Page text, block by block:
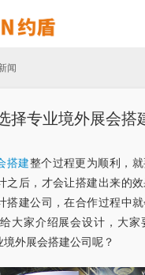
闻
择专业境外展会搭
搭建整个过程更为顺利，
之后，才会让搭建出来的
搭建公司，在合作过程中
大家介绍展会设计，大家
外展会搭建公司呢？